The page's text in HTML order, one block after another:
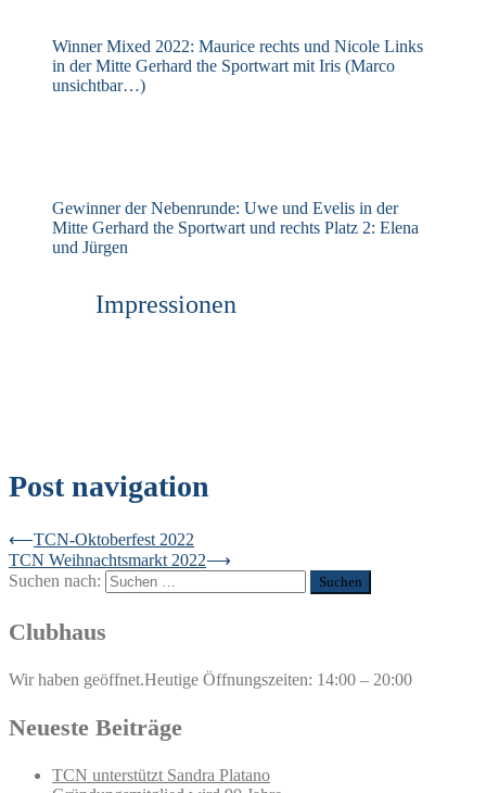
Winner Mixed 2022: Maurice rechts und Nicole Links
in der Mitte Gerhard the Sportwart mit Iris (Marco
unsichtbar…)
Gewinner der Nebenrunde: Uwe und Evelis in der
Mitte Gerhard the Sportwart und rechts Platz 2: Elena
und Jürgen
Impressionen
Post navigation
⟵TCN-Oktoberfest 2022
TCN Weihnachtsmarkt 2022⟶
Suchen nach:
Clubhaus
Wir haben geöffnet.Heutige Öffnungszeiten: 14:00 – 20:00
Neueste Beiträge
TCN unterstützt Sandra Platano